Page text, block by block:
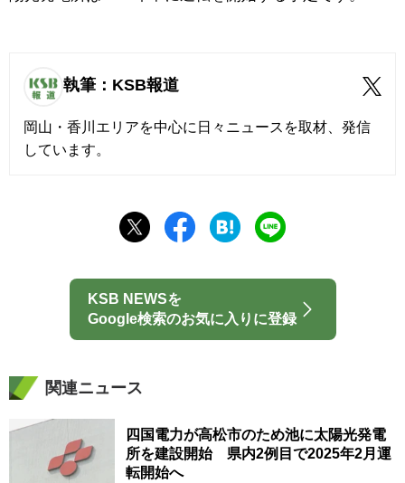
執筆：KSB報道
岡山・香川エリアを中心に日々ニュースを取材、発信
しています。
KSB NEWSを
Google検索のお気に入りに登録
関連ニュース
四国電力が高松市のため池に太陽光発電
所を建設開始 県内2例目で2025年2月運
転開始へ